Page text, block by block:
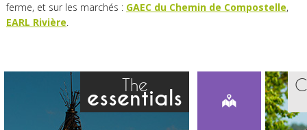
ferme, et sur les marchés : GAEC du Chemin de Compostelle,
EARL Rivière.
The
essentials